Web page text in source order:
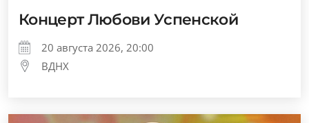
Концерт Любови Успенской
20 августа 2026, 20:00
ВДНХ